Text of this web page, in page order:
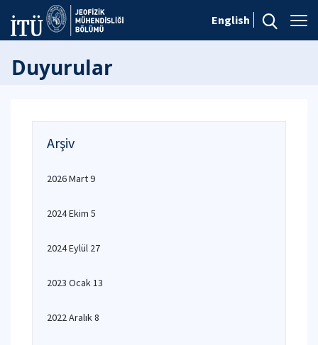
English
Duyurular
Arşiv
2026 Mart 9
2024 Ekim 5
2024 Eylül 27
2023 Ocak 13
2022 Aralık 8